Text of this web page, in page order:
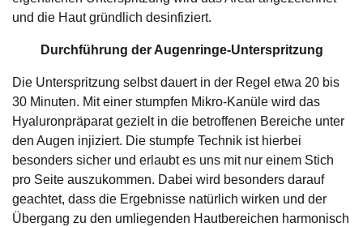
und die Haut gründlich desinfiziert.
Durchführung der Augenringe-Unterspritzung
Die Unterspritzung selbst dauert in der Regel etwa 20 bis
30 Minuten. Mit einer stumpfen Mikro-Kanüle wird das
Hyaluronpräparat gezielt in die betroffenen Bereiche unter
den Augen injiziert. Die stumpfe Technik ist hierbei
besonders sicher und erlaubt es uns mit nur einem Stich
pro Seite auszukommen. Dabei wird besonders darauf
geachtet, dass die Ergebnisse natürlich wirken und der
Übergang zu den umliegenden Hautbereichen harmonisch